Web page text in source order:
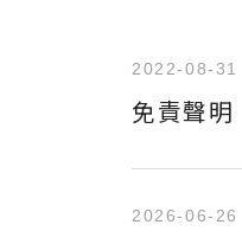
免責聲明
2022-08-31
2026-06-26